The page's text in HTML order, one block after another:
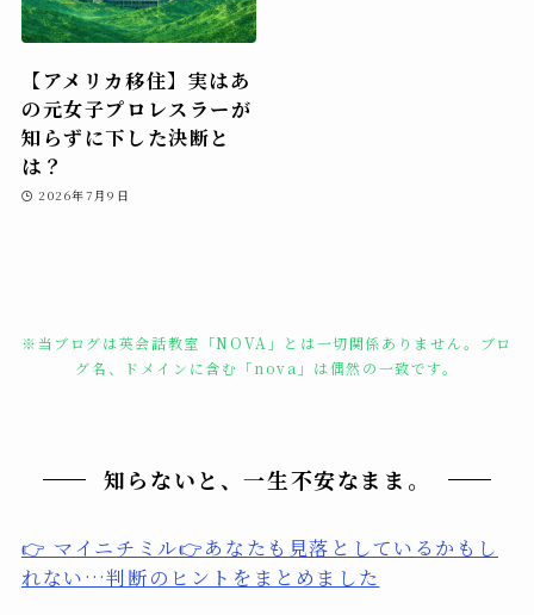
【アメリカ移住】実はあ
の元女子プロレスラーが
知らずに下した決断と
は？
2026年7月9日
※当ブログは英会話教室「NOVA」とは一切関係ありません。ブロ
グ名、ドメインに含む「nova」は偶然の一致です。
知らないと、一生不安なまま。
👉 マイニチミル👉あなたも見落としているかもし
れない…判断のヒントをまとめました